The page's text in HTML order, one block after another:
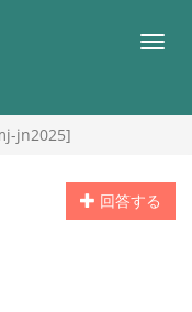
メ
jn2025]
回答する